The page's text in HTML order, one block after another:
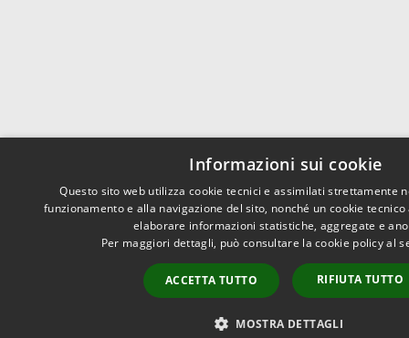
Informazioni sui cookie
Questo sito web utilizza cookie tecnici e assimilati strettamente
funzionamento e alla navigazione del sito, nonché un cookie
elaborare informazioni statistiche, aggregate e
Per maggiori dettagli, può consultare la cookie policy al
ACCETTA TUTTO RIFIUTA TUTTO
MOSTRA DETTAGLI